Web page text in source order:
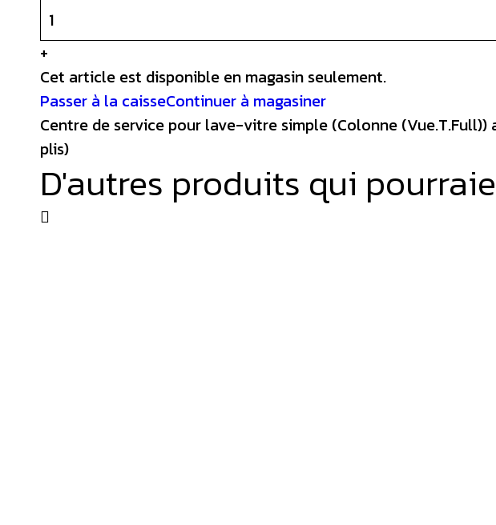
+
Cet article est disponible en magasin seulement.
Passer à la caisseContinuer à magasiner
Centre de service pour lave-vitre simple (Colonne
plis)
D'autres produits qui